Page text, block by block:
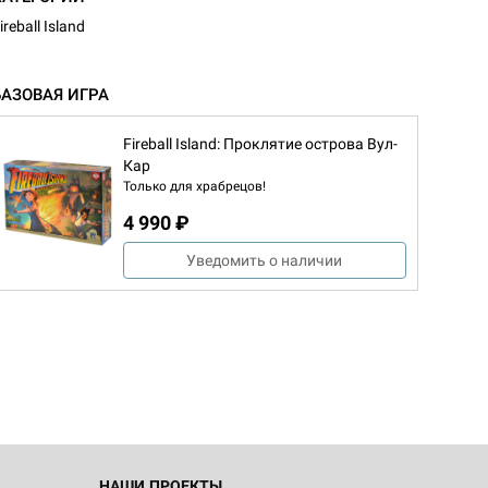
Island
ИГРА
Fireball Island: Проклятие острова Вул-
Кар
Только для храбрецов!
4 990 ₽
Уведомить о наличии